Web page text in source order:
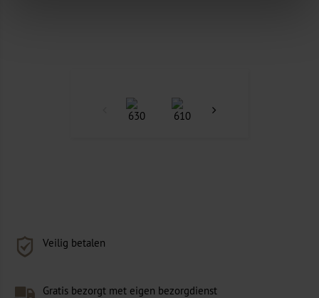
Veilig betalen
Gratis bezorgt met eigen bezorgdienst